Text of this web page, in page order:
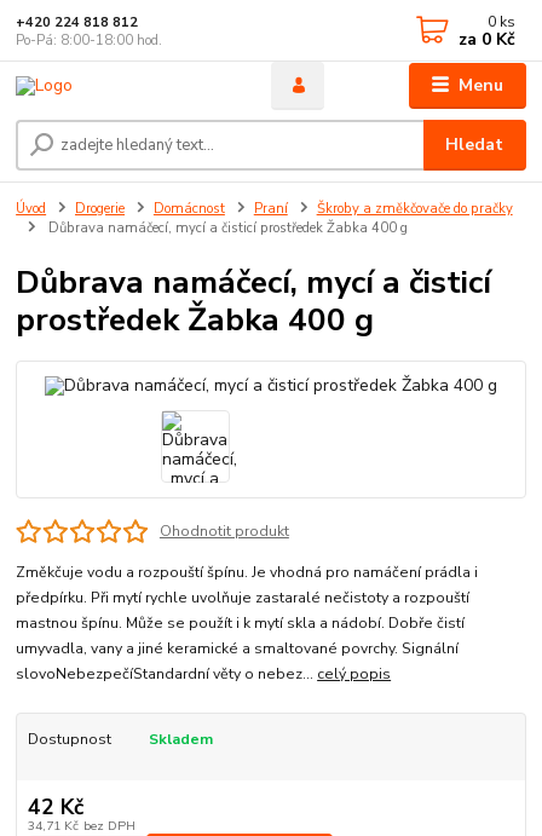
Menu
Hledat
+420 224 818 812
Po-Pá: 8:00-18:00 hod.
0 ks
za 0 Kč
Úvod Drogerie Domácnost Praní
Škroby a změkčovače do pračky
Důbrava namáčecí, mycí a čisticí prostředek Žabka 400 g
Důbrava namáčecí, mycí a čisticí
prostředek Žabka 400 g
Ohodnotit produkt
Změkčuje vodu a rozpouští špínu. Je vhodná pro namáčení prádla i
předpírku. Při mytí rychle uvolňuje zastaralé nečistoty a rozpouští
mastnou špínu. Může se použít i k mytí skla a nádobí. Dobře čistí
umyvadla, vany a jiné keramické a smaltované povrchy. Signální
slovoNebezpečíStandardní věty o nebez... celý popis
Dostupnost Skladem
42 Kč
34,71 Kč bez DPH